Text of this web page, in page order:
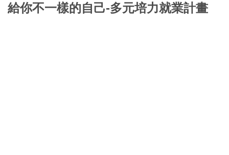
給你不一樣的自己-多元培力就業計畫